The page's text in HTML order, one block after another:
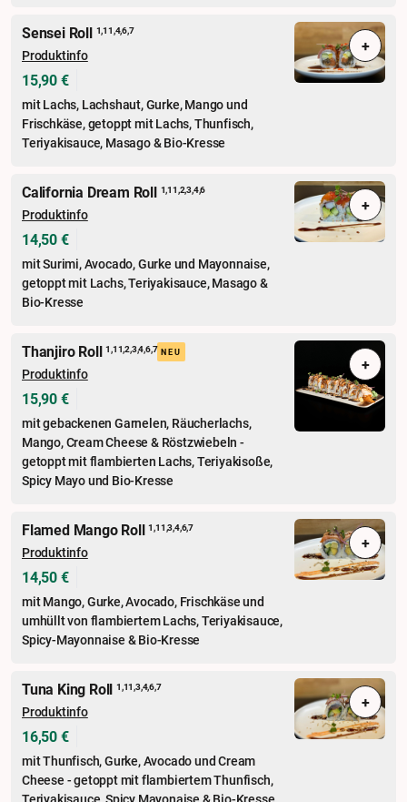
Sensei Roll 1,11,4,6,7
Produktinfo
15,90 €
mit Lachs, Lachshaut, Gurke, Mango und
Frischkäse, getoppt mit Lachs, Thunfisch,
Teriyakisauce, Masago & Bio-Kresse
+
California Dream Roll 1,11,2,3,4,6
Produktinfo
14,50 €
mit Surimi, Avocado, Gurke und Mayonnaise,
getoppt mit Lachs, Teriyakisauce, Masago &
Bio-Kresse
+
Thanjiro Roll1,11,2,3,4,6,7 NEU
Produktinfo
15,90 €
mit gebackenen Garnelen, Räucherlachs,
Mango, Cream Cheese & Röstzwiebeln -
getoppt mit flambierten Lachs, Teriyakisoße,
Spicy Mayo und Bio-Kresse
+
Flamed Mango Roll1,11,3,4,6,7
Produktinfo
14,50 €
mit Mango, Gurke, Avocado, Frischkäse und
umhüllt von flambiertem Lachs, Teriyakisauce,
Spicy-Mayonnaise & Bio-Kresse
+
Tuna King Roll 1,11,3,4,6,7
Produktinfo
16,50 €
mit Thunfisch, Gurke, Avocado und Cream
Cheese - getoppt mit flambiertem Thunfisch,
+